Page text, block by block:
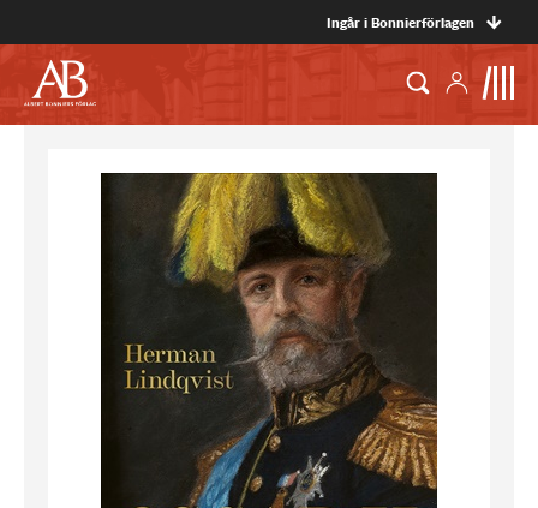
Ingår i Bonnierförlagen